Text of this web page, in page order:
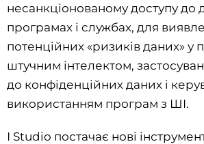
несанкціонованому доступу до
програмах і службах, для
потенційних «ризиків даних» у
штучним інтелектом,
до конфіденційних даних і
використанням програм з ШІ.
І Studio постачає нові